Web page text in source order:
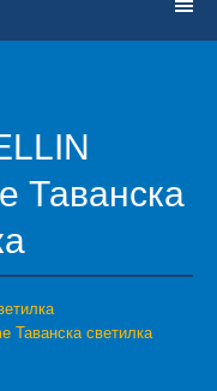
Таванска
Таванска светилка